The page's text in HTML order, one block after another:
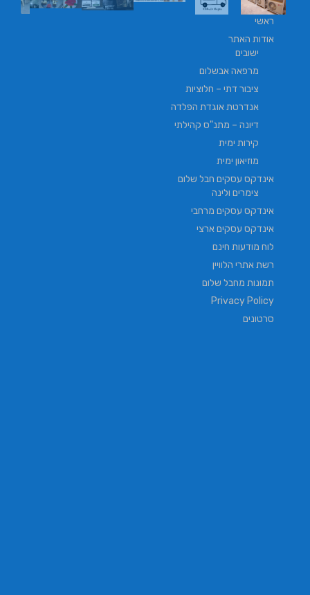
ראשי
אודות האתר
ישובים
מרפאה אבשלום
ציבור דתי – חלוציות
אנדרטת אוגדת הפלדה
דיונה – מתנ"ס קהילתי
קירות ימית
מוזיאון ימית
אינדקס עסקים חבל שלום
צימרים ולינה
אינדקס עסקים מרחבי
אינדקס עסקים ארצי
לוח מודעות חינם
רשת אתרי הלוויין
תמונות מחבל שלום
Privacy Policy
סרטונים